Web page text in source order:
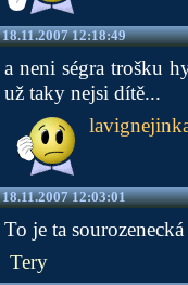
18.11.2007 12:18:49
a neni ségra trošku
už taky nejsi dítě...
18.11.2007 12:03:01
To je ta sourozenecká
Tery